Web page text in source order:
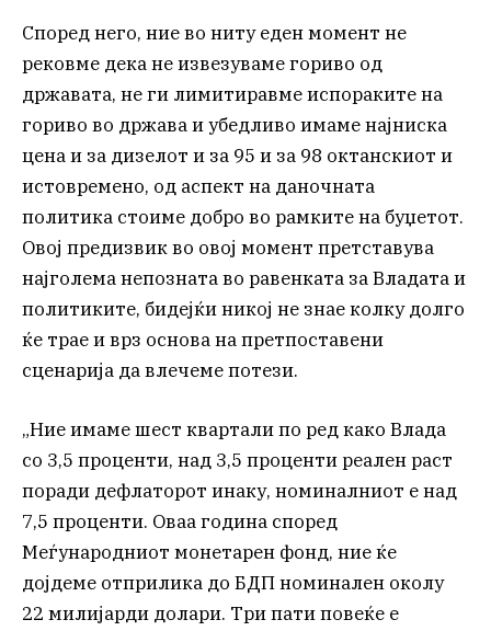
Според него, ние во ниту еден момент не
рековме дека не извезуваме гориво од
државата, не ги лимитиравме испораките на
гориво во држава и убедливо имаме најниска
цена и за дизелот и за 95 и за 98 октанскиот и
истовремено, од аспект на даночната
политика стоиме добро во рамките на буџетот.
Овој предизвик во овој момент претставува
најголема непозната во равенката за Владата и
политиките, бидејќи никој не знае колку долго
ќе трае и врз основа на претпоставени
сценарија да влечеме потези.
„Ние имаме шест квартали по ред како Влада
со 3,5 проценти, над 3,5 проценти реален раст
поради дефлаторот инаку, номиналниот е над
7,5 проценти. Оваа година според
Меѓународниот монетарен фонд, ние ќе
дојдеме отприлика до БДП номинален околу
22 милијарди долари. Три пати повеќе е